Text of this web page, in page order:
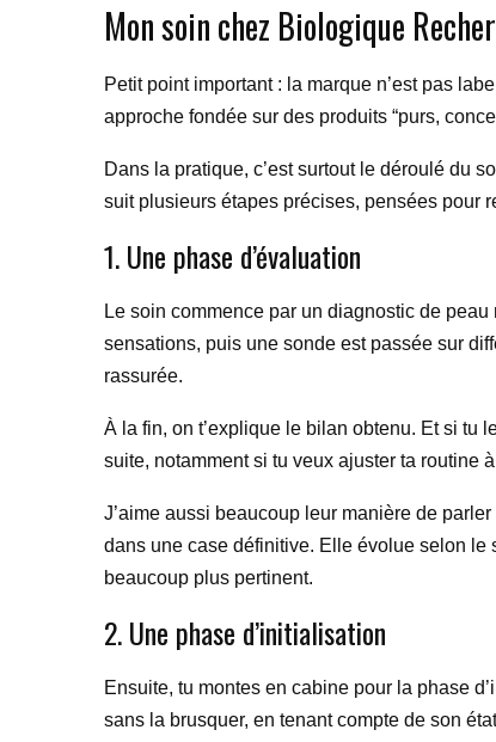
Mon soin chez Biologique
Petit point important : la marque n’est pas
approche fondée sur des produits “purs,
Dans la pratique, c’est surtout le déroulé du
suit plusieurs étapes précises, pensées pour
1. Une phase d’évaluation
Le soin commence par un diagnostic de
sensations, puis une sonde est passée sur
rassurée.
À la fin, on t’explique le bilan obtenu. Et si tu
suite, notamment si tu veux ajuster ta routine
J’aime aussi beaucoup leur manière de
dans une case définitive. Elle évolue selon le
beaucoup plus pertinent.
2. Une phase d’initialisation
Ensuite, tu montes en cabine pour la phase
sans la brusquer, en tenant compte de son